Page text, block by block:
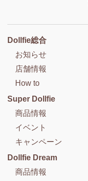
Dollfie総合
お知らせ
店舗情報
How to
Super Dollfie
商品情報
イベント
キャンペーン
Dollfie Dream
商品情報